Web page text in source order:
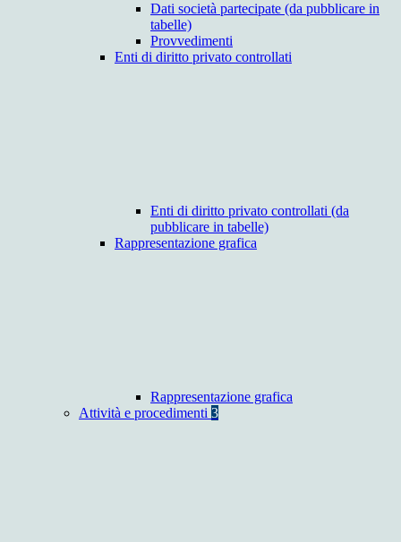
Dati società partecipate (da pubblicare in
tabelle)
Provvedimenti
Enti di diritto privato controllati
Enti di diritto privato controllati (da
pubblicare in tabelle)
Rappresentazione grafica
Rappresentazione grafica
Attività e procedimenti 3